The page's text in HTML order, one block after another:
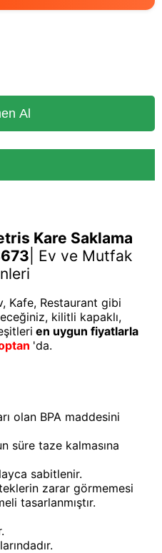
Kare Saklama
Ev ve Mutfak
Kafe, Restaurant gibi
kilitli kapaklı,
en uygun fiyatlarla
'da.
olan BPA maddesini
süre taze kalmasına
sabitlenir.
zarar görmemesi
tasarlanmıştır.